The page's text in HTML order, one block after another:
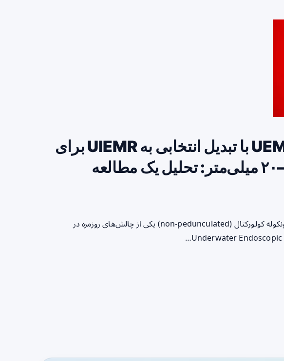
استراتژی مرحله‌ای UEMR با تبدیل انتخابی به UIEMR برای
ضایعات کولورکتال ۱۰–۲۰ میلی‌متر: تحلیل یک مطالعه
مقدمه برداشتن اندوسکوپی ضایعات غیرپدونکوله کولورکتال (non-pedunculated) یکی از چالش‌های روزمره در